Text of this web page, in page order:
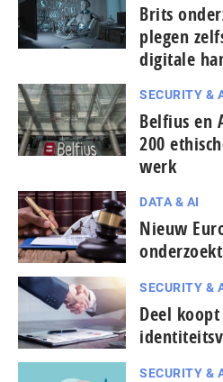
Brits
plegen
digitale
SECURITY &
Belfius en
200
werk
DATA & AI
Nieuw
SECURITY &
Deel
SECURITY &